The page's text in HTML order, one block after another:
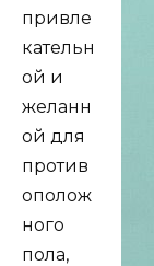
привле
кательн
ой и
желанн
ой для
против
ополож
ного
пола,